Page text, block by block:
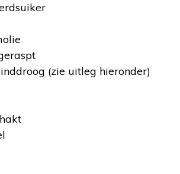
(zie uitleg hieronder)